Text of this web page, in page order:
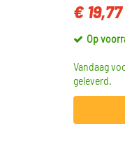
€ 19,77
Op
Vandaag
geleverd.